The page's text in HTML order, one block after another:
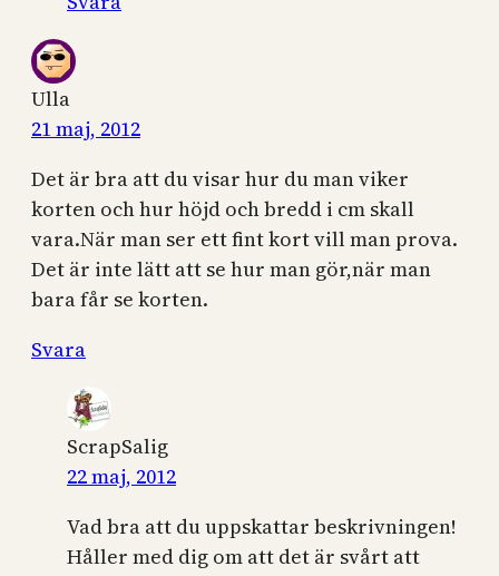
Ulla
21 maj, 2012
Det är bra att du visar hur du man viker
korten och hur höjd och bredd i cm skall
vara.När man ser ett fint kort vill man prova.
Det är inte lätt att se hur man gör,när man
bara får se korten.
Svara
ScrapSalig
22 maj, 2012
Vad bra att du uppskattar beskrivningen!
Håller med dig om att det är svårt att